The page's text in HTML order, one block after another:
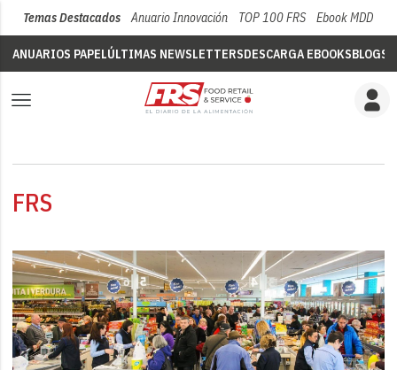
Temas Destacados Anuario Innovación TOP 100 FRS Ebook MDD
ANUARIOS PAPELÚLTIMAS NEWSLETTERSDESCARGA EBOOKSBLOGS
FRS